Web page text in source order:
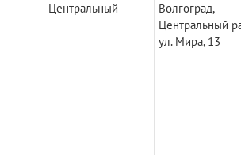
Центральный
Волгоград,
Центральный
ул. Мира, 13